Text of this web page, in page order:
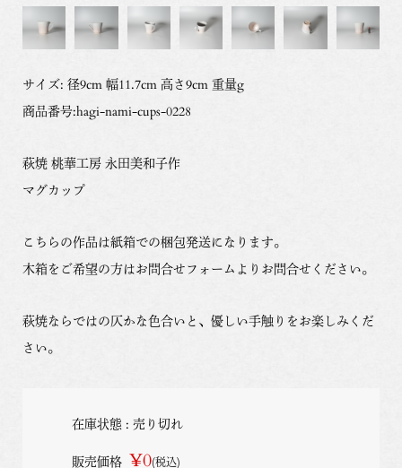
サイズ: 径9cm 幅11.7cm 高さ9cm 重量g
商品番号:hagi-nami-cups-0228
萩焼 桃華工房 永田美和子作
マグカップ
こちらの作品は紙箱での梱包発送になります。
木箱をご希望の方はお問合せフォームよりお問合せください。
萩焼ならではの仄かな色合いと、優しい手触りをお楽しみくだ
さい。
在庫状態 : 売り切れ
販売価格 ¥0(税込)